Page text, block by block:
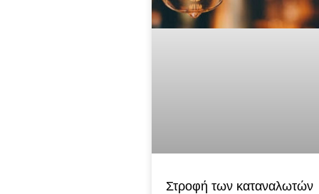
Στροφή των καταναλωτών